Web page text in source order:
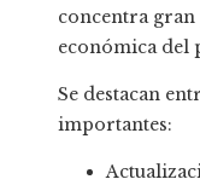
concentra
económica del
Se destacan
importantes: